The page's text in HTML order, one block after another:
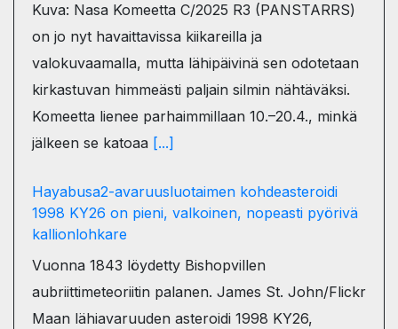
Kuva: Nasa Komeetta C/2025 R3 (PANSTARRS)
on jo nyt havaittavissa kiikareilla ja
valokuvaamalla, mutta lähipäivinä sen odotetaan
kirkastuvan himmeästi paljain silmin nähtäväksi.
Komeetta lienee parhaimmillaan 10.–20.4., minkä
jälkeen se katoaa [...]
Hayabusa2-avaruusluotaimen kohdeasteroidi
1998 KY26 on pieni, valkoinen, nopeasti pyörivä
kallionlohkare
Vuonna 1843 löydetty Bishopvillen
aubriittimeteoriitin palanen. James St. John/Flickr
Maan lähiavaruuden asteroidi 1998 KY26,